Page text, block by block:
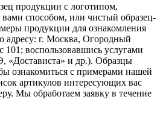
продукции с логотипом,
способом, или чистый образец-
продукции для ознакомления
г. Москва, Огородный
101; воспользовавшись услугами
«Достависта» и др.). Образцы
ознакомиться с примерами нашей
артикулов интересующих вас
Мы обработаем заявку в течение